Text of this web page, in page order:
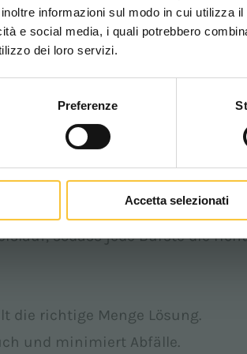
informazioni sul modo in cui utilizza
e social media, i quali potrebbero
dei loro servizi.
Preferenze
Accetta selezionati
und ausgewogenen
und den
Reinigung:
hoch, während der Einsatz von
um die Umweltbelastung zu
sodass jede Bürste die
die richtige Menge Lösung.
und minimiert Abfälle.